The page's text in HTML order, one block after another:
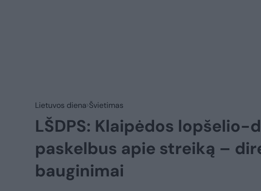
Lietuvos diena Švietimas
LŠDPS: Klaipėdos
paskelbus apie streiką –
bauginimai